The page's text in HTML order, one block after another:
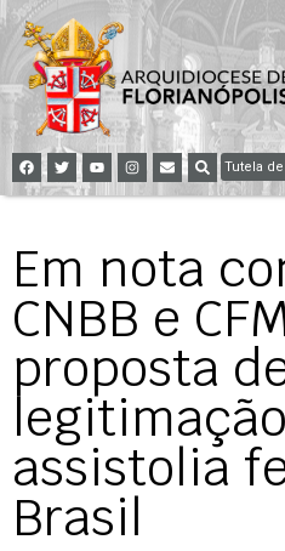
Tutela
Em nota
CNBB e
proposta
assistolia
Brasil